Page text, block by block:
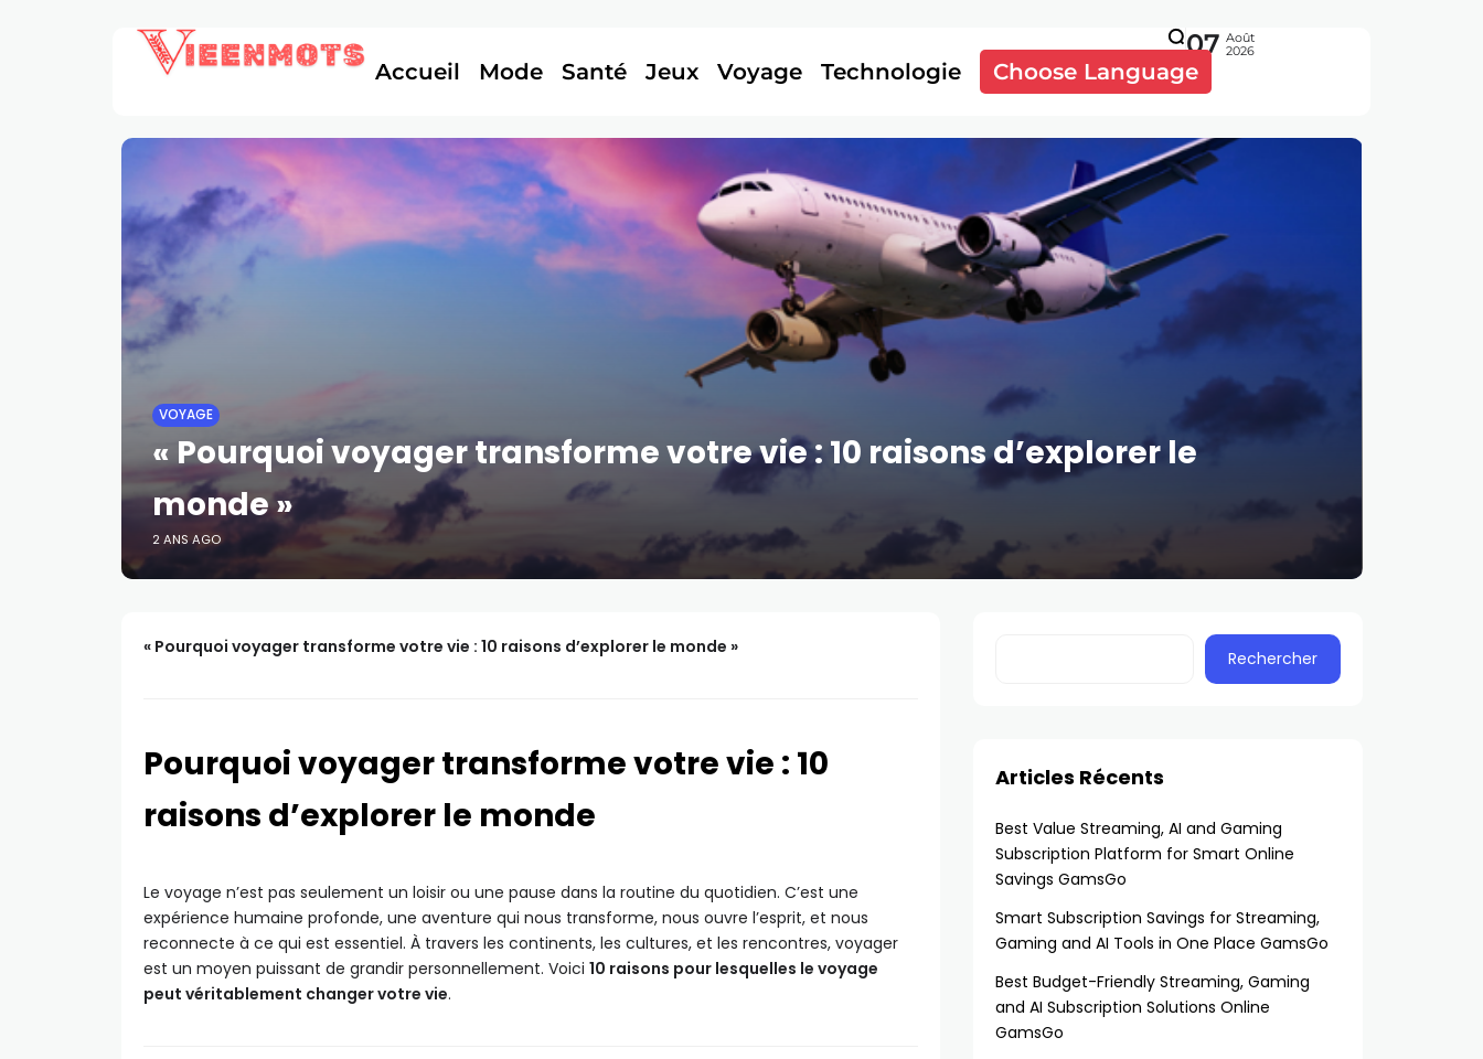
Accueil Mode Santé Jeux Voyage Technologie Choose Language
07 Août
2026
VOYAGE
« Pourquoi voyager transforme votre vie : 10 raisons d’explorer le
monde »
2 ANS AGO
« Pourquoi voyager transforme votre vie : 10 raisons d’explorer le monde »
Pourquoi voyager transforme votre vie : 10
raisons d’explorer le monde
Le voyage n’est pas seulement un loisir ou une pause dans la routine du quotidien. C’est une
expérience humaine profonde, une aventure qui nous transforme, nous ouvre l’esprit, et nous
reconnecte à ce qui est essentiel. À travers les continents, les cultures, et les rencontres, voyager
est un moyen puissant de grandir personnellement. Voici 10 raisons pour lesquelles le voyage
peut véritablement changer votre vie.
Rechercher
Articles Récents
Best Value Streaming, AI and Gaming
Subscription Platform for Smart Online
Savings GamsGo
Smart Subscription Savings for Streaming,
Gaming and AI Tools in One Place GamsGo
Best Budget-Friendly Streaming, Gaming
and AI Subscription Solutions Online
GamsGo